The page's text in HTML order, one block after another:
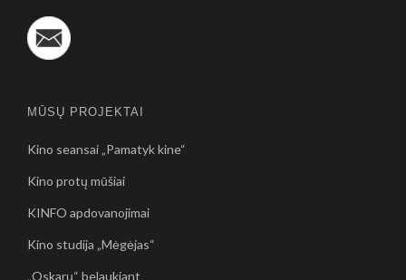
MŪSŲ PROJEKTAI
Kino seansai „Pamatyk kine“
Kino protų mūšiai
KINFO apdovanojimai
Kino studija „Mėgėjas“
„Oskarų“ belaukiant